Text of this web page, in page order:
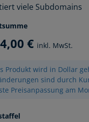
viele Subdomains
€ inkl. MwSt.
Produkt wird in Dollar
sind durch
Preisanpassung am